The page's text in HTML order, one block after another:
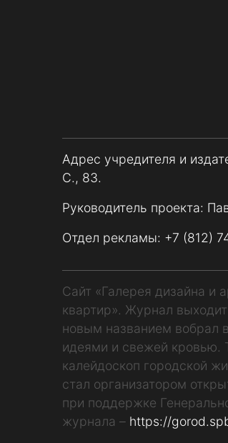
Адрес учредителя и
С., 83.
Руководитель проекта:
Отдел рекламы: +7 (812)
Сайт «Галерея дизайна и
квартир». Журнал
новым названием вобрал
идеями и свежей кровью.
калейдоскоп городской
стал организатором
при поддержке
журнала – https://